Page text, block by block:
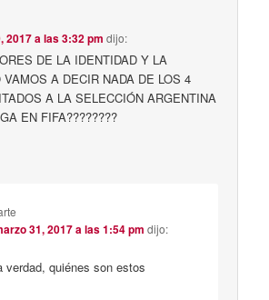
2017 a las 3:32 pm dijo:
DE LA IDENTIDAD Y LA
A DECIR NADA DE LOS 4
A LA SELECCIÓN ARGENTINA
EN FIFA????????
31, 2017 a las 1:54 pm dijo:
verdad, quiénes son estos